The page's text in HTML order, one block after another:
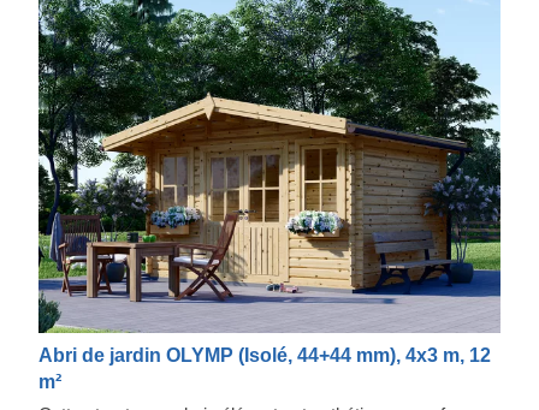
Abri de jardin OLYMP (Isolé, 44+44 mm), 4x3 m, 12
m²